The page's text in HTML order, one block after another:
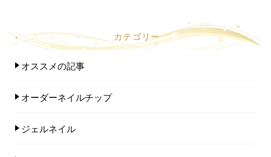
カテゴリー
オススメの記事
オーダーネイルチップ
ジェルネイル